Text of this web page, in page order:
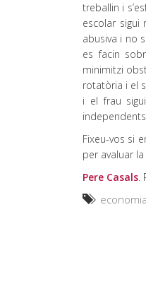
treballin i
escolar
abusiva i no
es facin
minimitzi
rotatòria i el
i el frau
Fixeu-vos si
per avaluar
Pere Casals.
economia